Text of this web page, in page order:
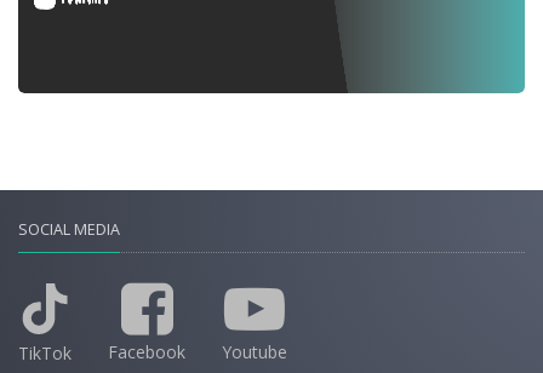
SOCIAL MEDIA
TikTok Facebook Youtube